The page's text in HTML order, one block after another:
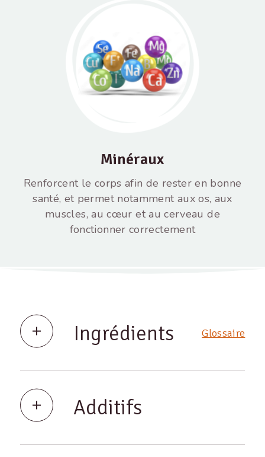
Minéraux
Renforcent le corps afin de rester en bonne
santé, et permet notamment aux os, aux
muscles, au cœur et au cerveau de
fonctionner correctement
Ingrédients Glossaire
Additifs